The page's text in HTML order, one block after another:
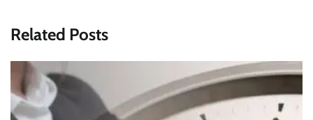
Related Posts